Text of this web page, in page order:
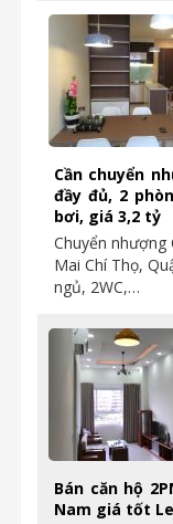
Cần chuyển
đầy đủ, 2
bơi, giá 3,2 tỷ
Chuyển
Mai Chí Thọ,
ngủ, 2WC,…
Bán căn hộ
Nam giá tốt